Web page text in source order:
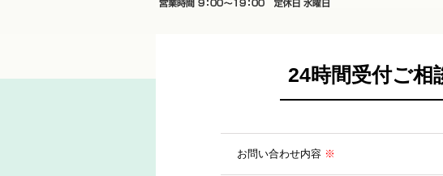
24時間受付ご相
お問い合わせ内容 ※